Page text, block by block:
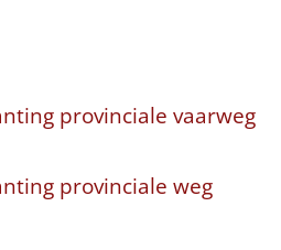
provinciale vaarweg
provinciale weg